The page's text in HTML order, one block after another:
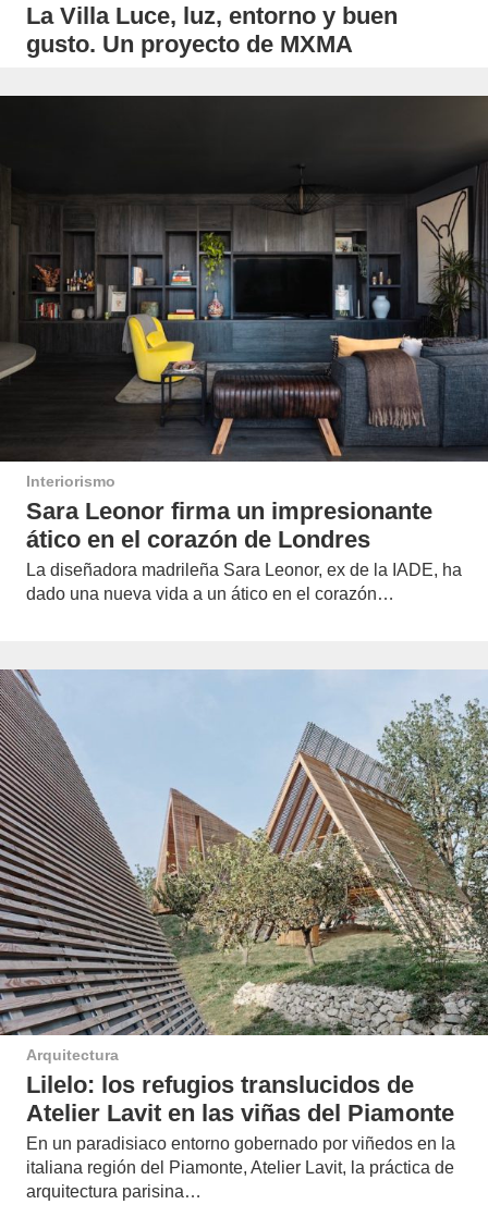
La Villa Luce, luz, entorno y buen
gusto. Un proyecto de MXMA
Interiorismo
Sara Leonor firma un impresionante
ático en el corazón de Londres
La diseñadora madrileña Sara Leonor, ex de la IADE, ha
dado una nueva vida a un ático en el corazón…
Arquitectura
Lilelo: los refugios translucidos de
Atelier Lavit en las viñas del Piamonte
En un paradisiaco entorno gobernado por viñedos en la
italiana región del Piamonte, Atelier Lavit, la práctica de
arquitectura parisina…